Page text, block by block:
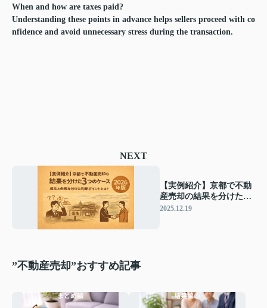
When and how are taxes paid?
Understanding these points in advance helps sellers proceed with co
nfidence and avoid unnecessary stress during the transaction.
NEXT
【実例紹介】京都で不動
産売却の結果を分けた3
つのケース ― 成功と失
2025.12.19
”不動産売却”おすすめ記事